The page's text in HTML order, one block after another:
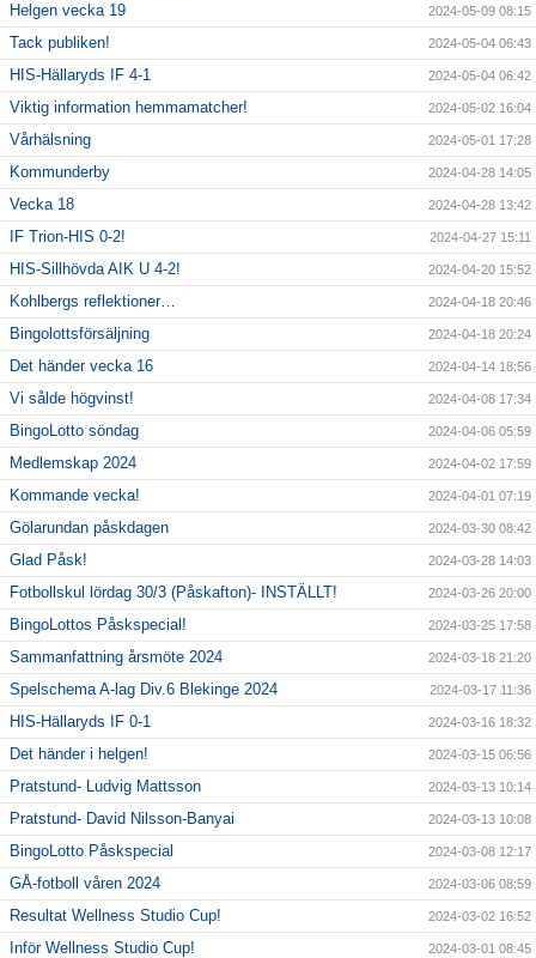
Helgen vecka 19 2024-05-09 08:15
Tack publiken! 2024-05-04 06:43
HIS-Hällaryds IF 4-1 2024-05-04 06:42
Viktig information hemmamatcher! 2024-05-02 16:04
Vårhälsning 2024-05-01 17:28
Kommunderby 2024-04-28 14:05
Vecka 18 2024-04-28 13:42
IF Trion-HIS 0-2! 2024-04-27 15:11
HIS-Sillhövda AIK U 4-2! 2024-04-20 15:52
Kohlbergs reflektioner… 2024-04-18 20:46
Bingolottsförsäljning 2024-04-18 20:24
Det händer vecka 16 2024-04-14 18:56
Vi sålde högvinst! 2024-04-08 17:34
BingoLotto söndag 2024-04-06 05:59
Medlemskap 2024 2024-04-02 17:59
Kommande vecka! 2024-04-01 07:19
Gölarundan påskdagen 2024-03-30 08:42
Glad Påsk! 2024-03-28 14:03
Fotbollskul lördag 30/3 (Påskafton)- INSTÄLLT! 2024-03-26 20:00
BingoLottos Påskspecial! 2024-03-25 17:58
Sammanfattning årsmöte 2024 2024-03-18 21:20
Spelschema A-lag Div.6 Blekinge 2024 2024-03-17 11:36
HIS-Hällaryds IF 0-1 2024-03-16 18:32
Det händer i helgen! 2024-03-15 06:56
Pratstund- Ludvig Mattsson 2024-03-13 10:14
Pratstund- David Nilsson-Banyai 2024-03-13 10:08
BingoLotto Påskspecial 2024-03-08 12:17
GÅ-fotboll våren 2024 2024-03-06 08:59
Resultat Wellness Studio Cup! 2024-03-02 16:52
Inför Wellness Studio Cup! 2024-03-01 08:45